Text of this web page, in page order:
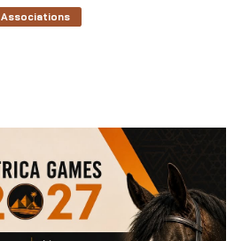
Associations